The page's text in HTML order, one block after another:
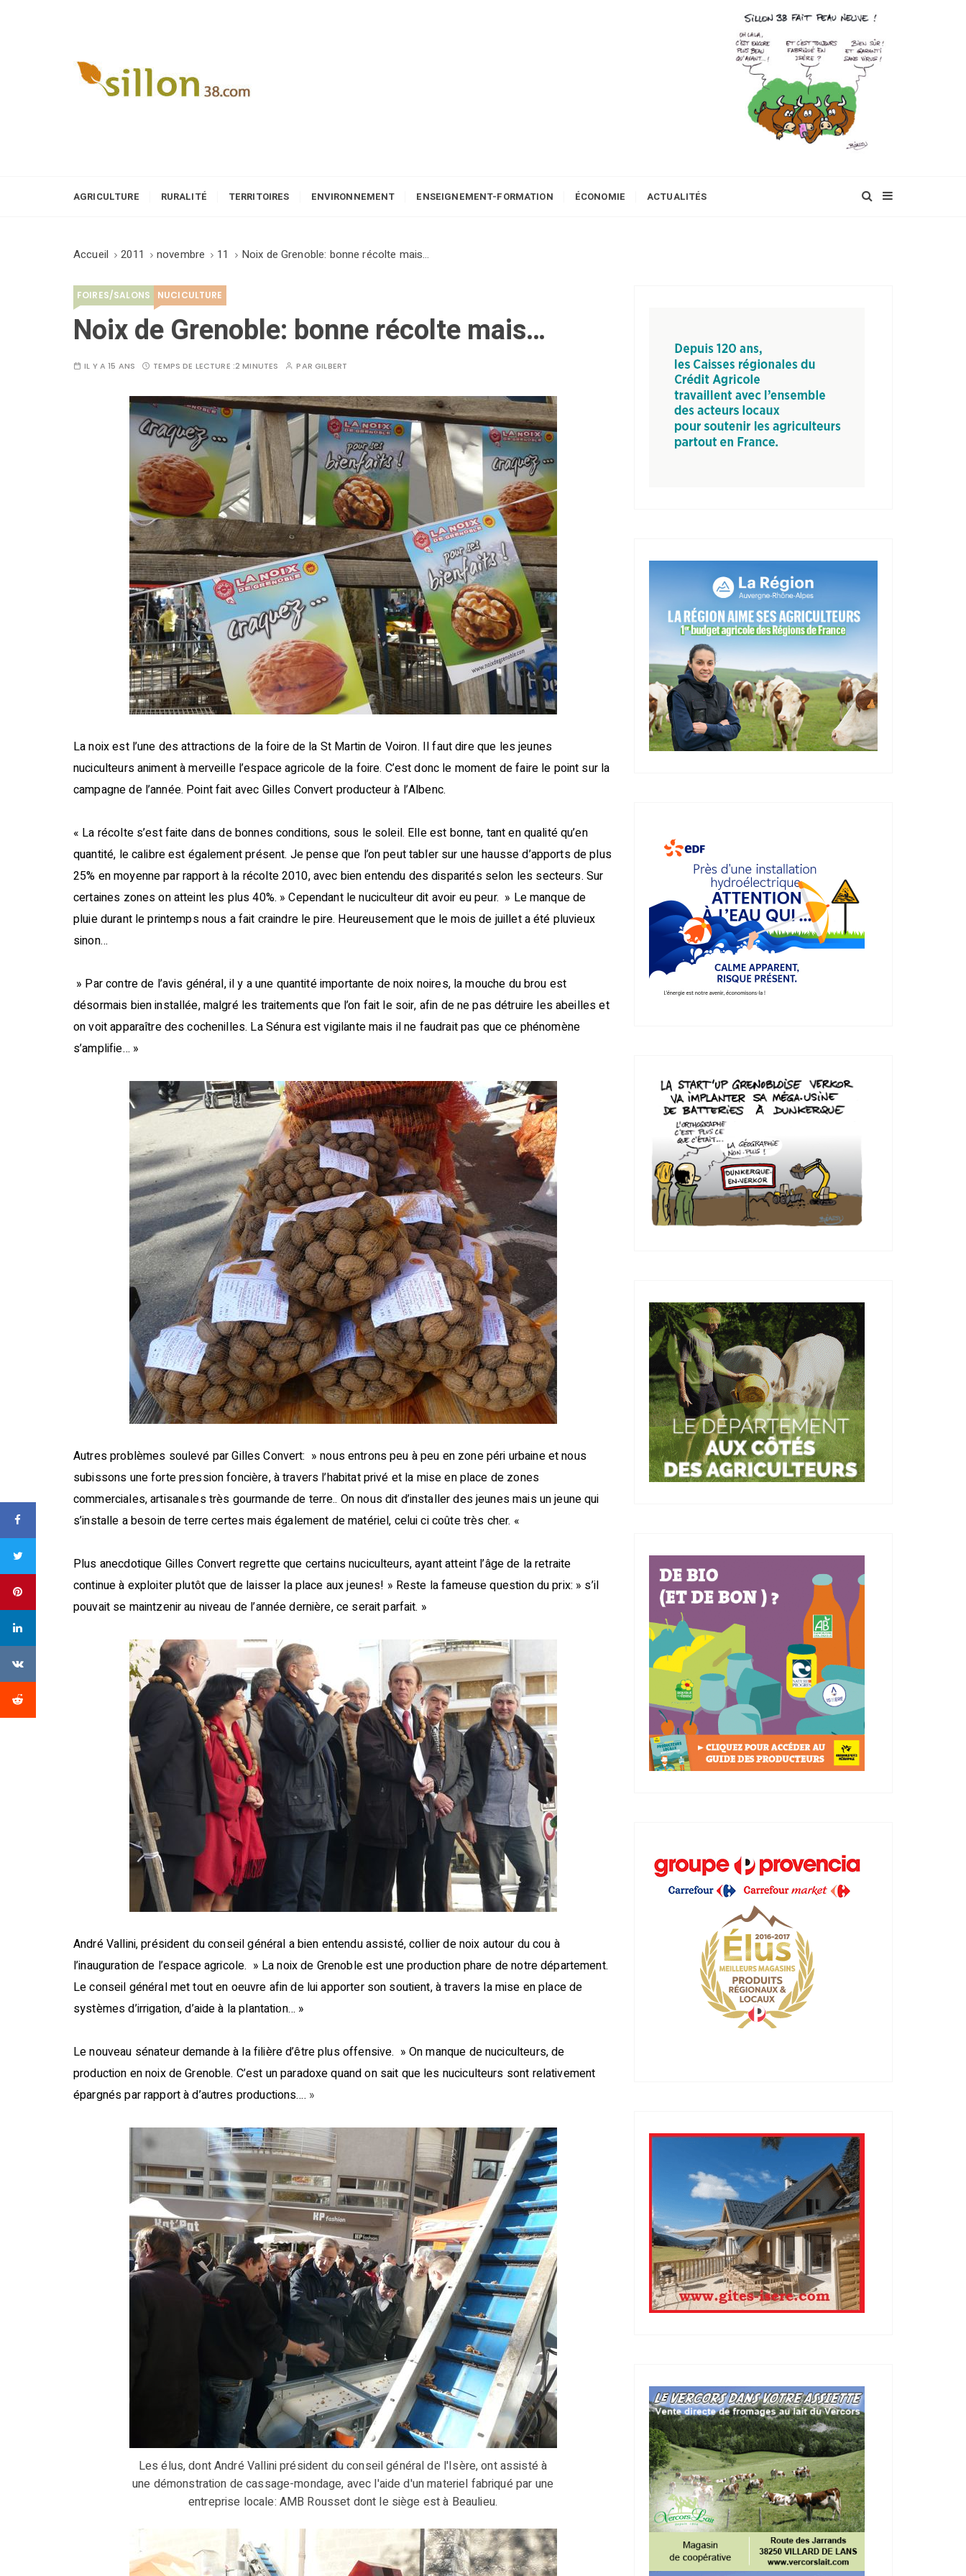
AGRICULTURE RURALITÉ TERRITOIRES ENVIRONNEMENT ENSEIGNEMENT-FORMATION ÉCONOMIE ACTUALITÉS
Accueil 2011 novembre 11 Noix de Grenoble: bonne récolte mais…
FOIRES/SALONS NUCICULTURE
Noix de Grenoble: bonne récolte mais…
IL Y A 15 ANS TEMPS DE LECTURE :2 MINUTES PARGILBERT
La noix est l’une des attractions de la foire de la St Martin de Voiron. Il faut dire que les jeunes
nuciculteurs animent à merveille l’espace agricole de la foire. C’est donc le moment de faire le point sur la
campagne de l’année. Point fait avec Gilles Convert producteur à l’Albenc.
« La récolte s’est faite dans de bonnes conditions, sous le soleil. Elle est bonne, tant en qualité qu’en
quantité, le calibre est également présent. Je pense que l’on peut tabler sur une hausse d’apports de plus
25% en moyenne par rapport à la récolte 2010, avec bien entendu des disparités selon les secteurs. Sur
certaines zones on atteint les plus 40%. » Cependant le nuciculteur dit avoir eu peur. » Le manque de
pluie durant le printemps nous a fait craindre le pire. Heureusement que le mois de juillet a été pluvieux
sinon…
» Par contre de l’avis général, il y a une quantité importante de noix noires, la mouche du brou est
désormais bien installée, malgré les traitements que l’on fait le soir, afin de ne pas détruire les abeilles et
on voit apparaître des cochenilles. La Sénura est vigilante mais il ne faudrait pas que ce phénomène
s’amplifie… »
Autres problèmes soulevé par Gilles Convert: » nous entrons peu à peu en zone péri urbaine et nous
subissons une forte pression foncière, à travers l’habitat privé et la mise en place de zones
commerciales, artisanales très gourmande de terre.. On nous dit d’installer des jeunes mais un jeune qui
s’installe a besoin de terre certes mais également de matériel, celui ci coûte très cher. «
Plus anecdotique Gilles Convert regrette que certains nuciculteurs, ayant atteint l’âge de la retraite
continue à exploiter plutôt que de laisser la place aux jeunes! » Reste la fameuse question du prix: » s’il
pouvait se maintzenir au niveau de l’année dernière, ce serait parfait. »
André Vallini, président du conseil général a bien entendu assisté, collier de noix autour du cou à
l’inauguration de l’espace agricole. » La noix de Grenoble est une production phare de notre département.
Le conseil général met tout en oeuvre afin de lui apporter son soutient, à travers la mise en place de
systèmes d’irrigation, d’aide à la plantation… »
Le nouveau sénateur demande à la filière d’être plus offensive. » On manque de nuciculteurs, de
production en noix de Grenoble. C’est un paradoxe quand on sait que les nuciculteurs sont relativement
épargnés par rapport à d’autres productions…. »
Les élus, dont André Vallini président du conseil général de l'Isère, ont assisté à
une démonstration de cassage-mondage, avec l'aide d'un materiel fabriqué par une
entreprise locale: AMB Rousset dont le siège est à Beaulieu.